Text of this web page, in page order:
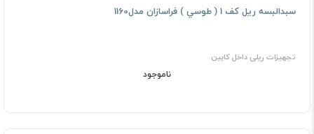
ﺳﺒﺪاﻟﺒﺴﻪ رﻳﻞ ﻛﻒ 1 ( ﻃﻮﺳﻲ ) فراسازان مدل1160
تجهیزات ریلی داخل کابین
ناموجود